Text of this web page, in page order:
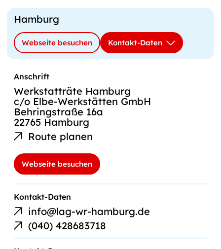
Hamburg
Webseite besuchen Kontakt-Daten
Anschrift
Werkstatträte Hamburg
c/o Elbe-Werkstätten GmbH
Behringstraße 16a
22765 Hamburg
Route planen
Webseite besuchen
Kontakt-Daten
info@lag-wr-hamburg.de
E-
Mail-
Link
(040) 428683718
Telefonnummer